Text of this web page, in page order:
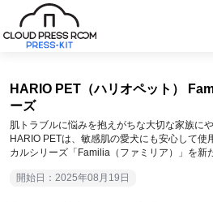
HARIO PET（ハリオペット）
ーズ
肌トラブルに悩みを抱えがちな大切な家族に
HARIO PETは、敏感肌の愛犬にも安心して使
カルシリーズ「Familia（ファミリア）」を新
開始日：2025年08月19日